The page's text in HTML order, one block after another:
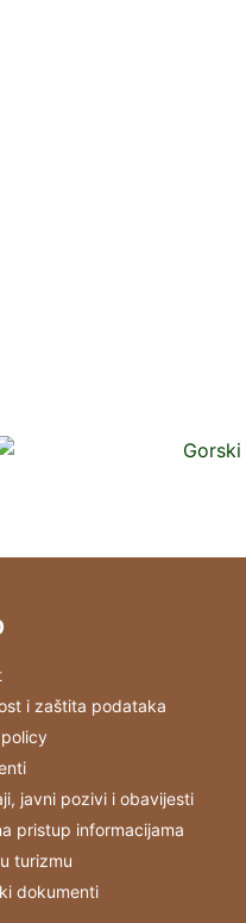
i zaštita podataka
javni pozivi i obavijesti
pristup informacijama
turizmu
dokumenti